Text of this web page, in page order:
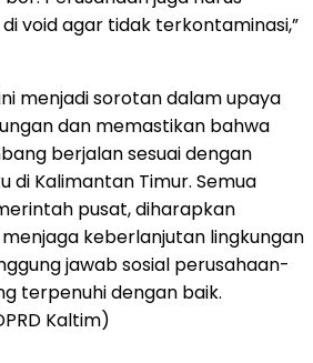
void agar tidak terkontaminasi,”
menjadi sorotan dalam upaya
dan memastikan bahwa
berjalan sesuai dengan
di Kalimantan Timur. Semua
pusat, diharapkan
keberlanjutan lingkungan
jawab sosial perusahaan-
terpenuhi dengan baik.
Kaltim)